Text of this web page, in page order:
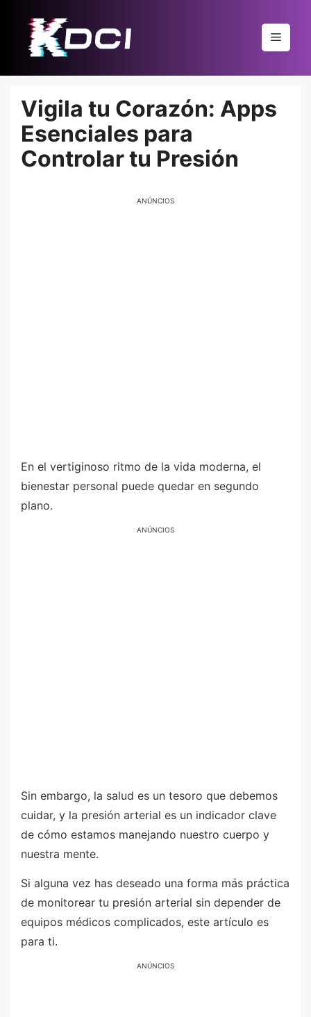
conteúdo
Menu
Vigila tu Corazón: Apps
Esenciales para
Controlar tu Presión
ANÚNCIOS
En el vertiginoso ritmo de la vida moderna, el
bienestar personal puede quedar en segundo
plano.
ANÚNCIOS
Sin embargo, la salud es un tesoro que debemos
cuidar, y la presión arterial es un indicador clave
de cómo estamos manejando nuestro cuerpo y
nuestra mente.
Si alguna vez has deseado una forma más práctica
de monitorear tu presión arterial sin depender de
equipos médicos complicados, este artículo es
para ti.
ANÚNCIOS